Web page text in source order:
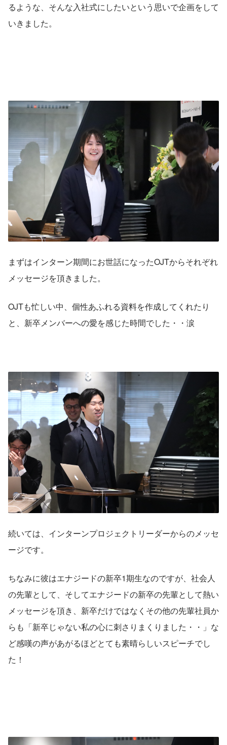
るような、そんな入社式にしたいという思いで企画をして
いきました。
まずはインターン期間にお世話になったOJTからそれぞれ
メッセージを頂きました。
OJTも忙しい中、個性あふれる資料を作成してくれたり
と、新卒メンバーへの愛を感じた時間でした・・涙
続いては、インターンプロジェクトリーダーからのメッセ
ージです。
ちなみに彼はエナジードの新卒1期生なのですが、社会人
の先輩として、そしてエナジードの新卒の先輩として熱い
メッセージを頂き、新卒だけではなくその他の先輩社員か
らも「新卒じゃない私の心に刺さりまくりました・・」な
ど感嘆の声があがるほどとても素晴らしいスピーチでし
た！